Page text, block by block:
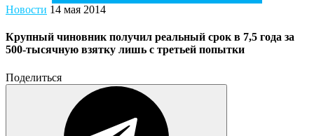
Новости 14 мая 2014
Крупный чиновник получил реальный срок в 7,5 года за
500-тысячную взятку лишь с третьей попытки
Поделиться